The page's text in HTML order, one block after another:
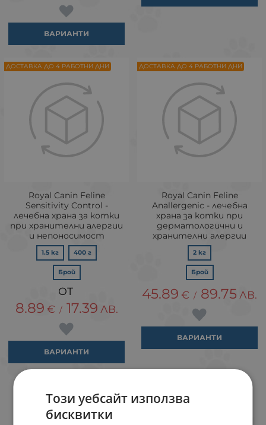
ВАРИАНТИ
Royal Canin Feline
Sensitivity Control -
лечебна храна за котки
при хранителни алергии
и непоносимост
1.5 кг 400 г
Брой
8.89 € / 17.39 ЛВ.
ВАРИАНТИ
ДОСТАВКА ДО 4 РАБОТНИ ДНИ
Royal Canin Feline
Anallergenic - лечебна
храна за котки при
дерматологични и
хранителни алергии
2 кг
Брой
45.89 € / 89.75 ЛВ.
ВАРИАНТИ
ДОСТАВКА ДО 4 РАБОТНИ ДНИ
ОТЗИВИ ОТ СХОДНИ ПРОДУКТИ
Този уебсайт използва
бисквитки